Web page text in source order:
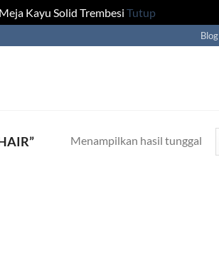
Kayu Solid Trembesi Tutup
Blog
Menampilkan hasil tunggal